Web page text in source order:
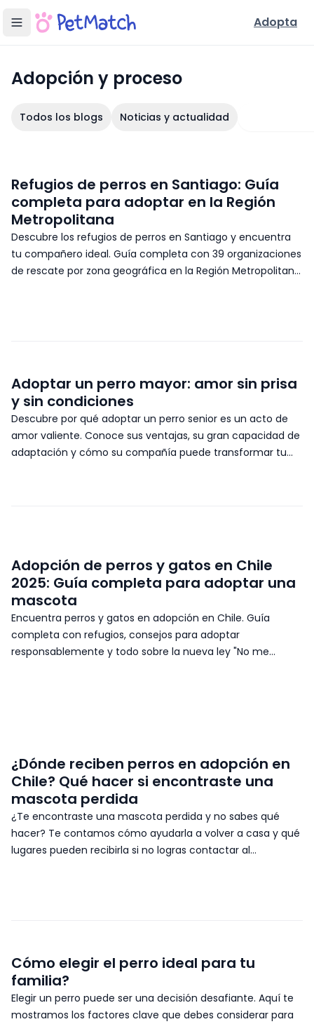
Adopta
Adopción y proceso
Todos los blogs Noticias y actualidad
Refugios de perros en Santiago: Guía
completa para adoptar en la Región
Metropolitana
Descubre los refugios de perros en Santiago y encuentra
tu compañero ideal. Guía completa con 39 organizaciones
de rescate por zona geográfica en la Región Metropolitana.
Adoptar un perro mayor: amor sin prisa
y sin condiciones
Descubre por qué adoptar un perro senior es un acto de
amor valiente. Conoce sus ventajas, su gran capacidad de
adaptación y cómo su compañía puede transformar tu
Adopción de perros y gatos en Chile
2025: Guía completa para adoptar una
mascota
Encuentra perros y gatos en adopción en Chile. Guía
completa con refugios, consejos para adoptar
responsablemente y todo sobre la nueva ley "No me
¿Dónde reciben perros en adopción en
Chile? Qué hacer si encontraste una
mascota perdida
¿Te encontraste una mascota perdida y no sabes qué
hacer? Te contamos cómo ayudarla a volver a casa y qué
lugares pueden recibirla si no logras contactar al
Cómo elegir el perro ideal para tu
familia?
Elegir un perro puede ser una decisión desafiante. Aquí te
mostramos los factores clave que debes considerar para